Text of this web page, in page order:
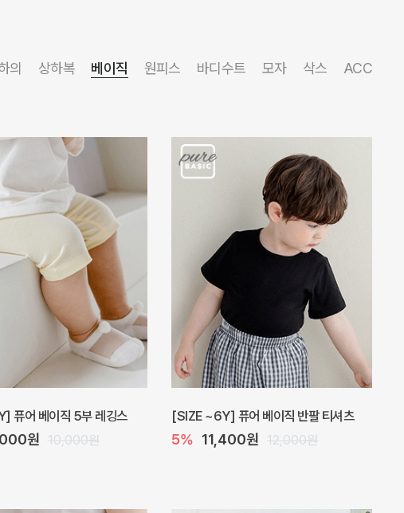
의 상하복 베이직 원피스 바디수트 모자 삭스 ACC
퓨어 베이직 5부 레깅스
원 10,000원
[SIZE ~6Y] 퓨어 베이직 반팔 티셔츠
5% 11,400원 12,000원